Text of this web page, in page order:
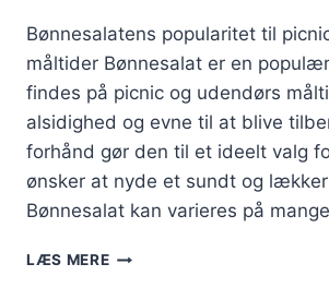
Bønnesalatens popularitet til
måltider Bønnesalat er en
findes på picnic og udendørs
alsidighed og evne til at blive
forhånd gør den til et ideelt valg
ønsker at nyde et sundt og
Bønnesalat kan varieres på
LÆS MEREBØNNESALAT